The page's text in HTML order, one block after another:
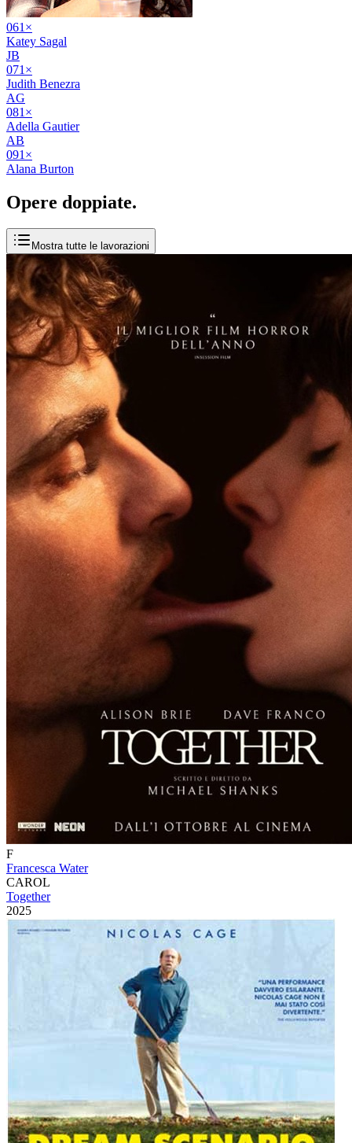
061 ×
Katey Sagal
JB
071 ×
Judith Benezra
AG
081 ×
Adella Gautier
AB
091 ×
Alana Burton
Opere doppiate.
Mostra tutte le lavorazioni
F
Francesca Water
CAROL
Together
2025